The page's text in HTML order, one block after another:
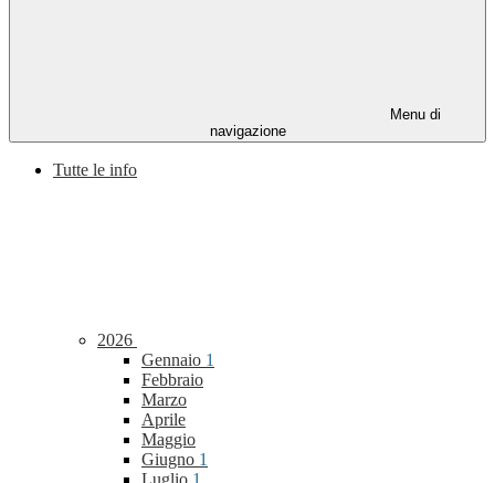
Menu di
navigazione
Tutte le info
2026
Gennaio 1
Febbraio
Marzo
Aprile
Maggio
Giugno 1